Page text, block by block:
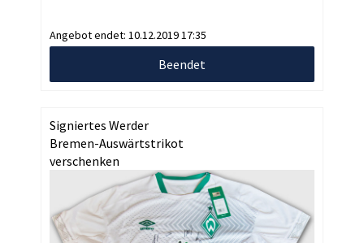
Angebot endet: 10.12.2019 17:35
Beendet
Signiertes Werder
Bremen-Auswärtstrikot
verschenken